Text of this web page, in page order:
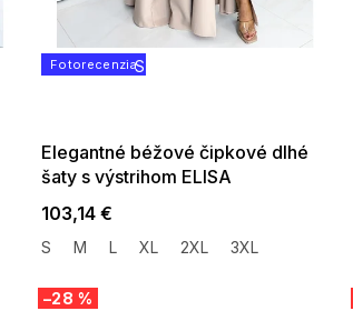
FotorecenziaSUMMER SALE -35% ?
Elegantné béžové čipkové dlhé
šaty s výstrihom ELISA
103,14 €
S M L XL 2XL 3XL
–28 %